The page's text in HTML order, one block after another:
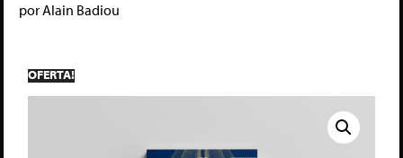
por Alain Badiou
OFERTA!